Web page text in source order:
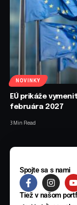
NOVINKY
EÚ prikáže
februára 2027
3 Min Read
Spojte sa s nami
Tiež v našom